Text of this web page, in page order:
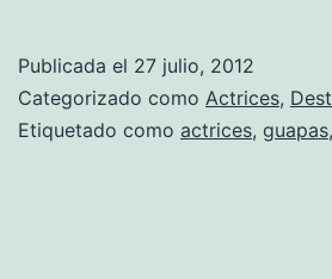
Publicada el 27 julio, 2012
Categorizado como Actrices,
Etiquetado como actrices, guapas,